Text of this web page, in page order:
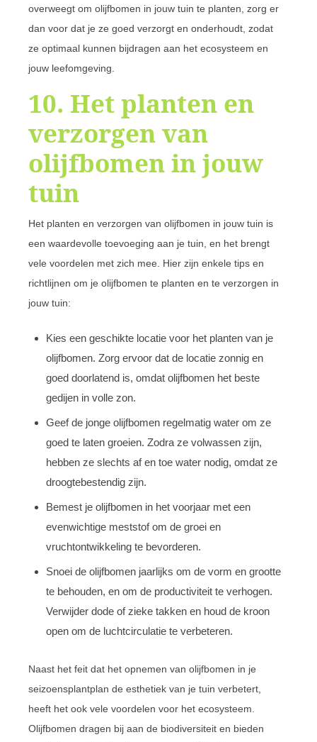
overweegt om olijfbomen in jouw tuin te planten, zorg er
dan voor dat je ze goed verzorgt en onderhoudt, zodat
ze optimaal kunnen bijdragen aan het ecosysteem en
jouw leefomgeving.
10. Het planten en
verzorgen van
olijfbomen in jouw
tuin
Het planten en verzorgen van olijfbomen in jouw tuin is
een waardevolle toevoeging aan je tuin, en het brengt
vele voordelen met zich mee. Hier zijn enkele tips en
richtlijnen om je olijfbomen te planten en te verzorgen in
jouw tuin:
Kies een geschikte locatie voor het planten van je
olijfbomen. Zorg ervoor dat de locatie zonnig en
goed doorlatend is, omdat olijfbomen het beste
gedijen in volle zon.
Geef de jonge olijfbomen regelmatig water om ze
goed te laten groeien. Zodra ze volwassen zijn,
hebben ze slechts af en toe water nodig, omdat ze
droogtebestendig zijn.
Bemest je olijfbomen in het voorjaar met een
evenwichtige meststof om de groei en
vruchtontwikkeling te bevorderen.
Snoei de olijfbomen jaarlijks om de vorm en grootte
te behouden, en om de productiviteit te verhogen.
Verwijder dode of zieke takken en houd de kroon
open om de luchtcirculatie te verbeteren.
Naast het feit dat het opnemen van olijfbomen in je
seizoensplantplan de esthetiek van je tuin verbetert,
heeft het ook vele voordelen voor het ecosysteem.
Olijfbomen dragen bij aan de biodiversiteit en bieden